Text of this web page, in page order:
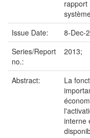
rapport
Issue Date:
8-Dec-
Series/Report
no.:
2013;
Abstract:
La
interne